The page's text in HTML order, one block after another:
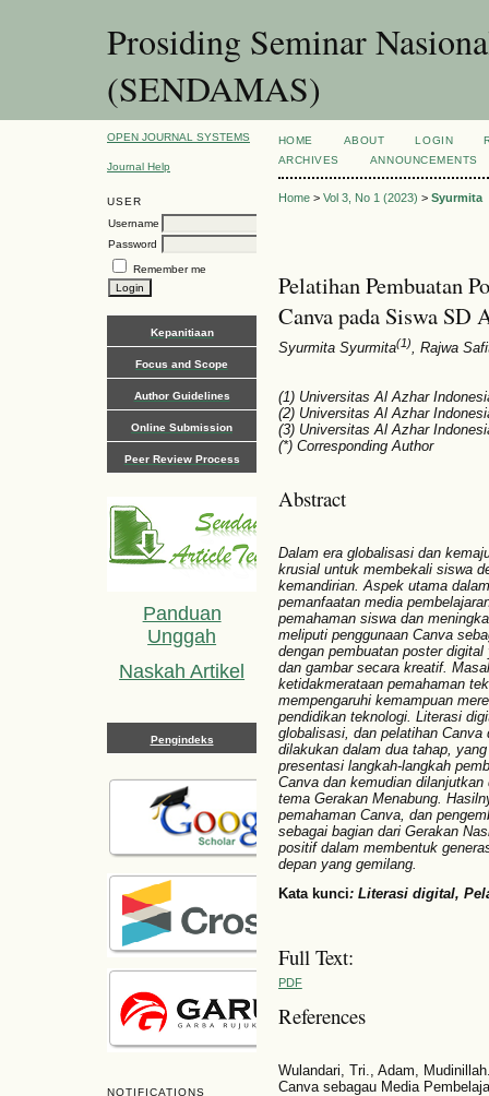
Prosiding Seminar
(SENDAMAS)
OPEN JOURNAL SYSTEMS
Journal Help
USER
Username
Password
Remember me
Kepanitiaan
Focus and Scope
Author Guidelines
Online Submission
Peer Review Process
Panduan
Unggah
Naskah Artikel
Pengindeks
NOTIFICATIONS
HOME ABOUT LOGIN
ARCHIVES
ANNOUNCEMENTS
Home> Vol 3, No 1 (2023) > Syurmita
Pelatihan Pembuatan
Canva pada Siswa SD
Syurmita Syurmita(1), Rajwa
(1) Universitas Al Azhar
(2) Universitas Al Azhar
(3) Universitas Al Azhar
(*) Corresponding Author
Abstract
Dalam era globalisasi dan
krusial untuk membekali siswa
kemandirian. Aspek utama
pemanfaatan media
pemahaman siswa dan
meliputi penggunaan Canva
dengan pembuatan poster
dan gambar secara kreatif.
ketidakmerataan pemahaman
mempengaruhi kemampuan
pendidikan teknologi. Literasi
globalisasi, dan pelatihan
dilakukan dalam dua tahap,
presentasi langkah-langkah
Canva dan kemudian
tema Gerakan Menabung.
pemahaman Canva, dan
sebagai bagian dari Gerakan
positif dalam membentuk
depan yang gemilang.
Kata kunci:Literasi digital,
Full Text:
PDF
References
Wulandari, Tri., Adam,
Canva sebagau Media